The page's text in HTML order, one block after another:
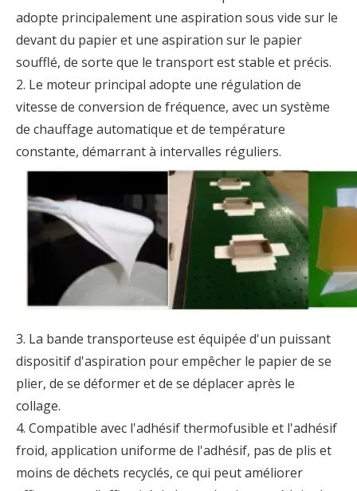
adopte principalement une aspiration sous vide sur le
devant du papier et une aspiration sur le papier
soufflé, de sorte que le transport est stable et précis.
2. Le moteur principal adopte une régulation de
vitesse de conversion de fréquence, avec un système
de chauffage automatique et de température
constante, démarrant à intervalles réguliers.
3. La bande transporteuse est équipée d'un puissant
dispositif d'aspiration pour empêcher le papier de se
plier, de se déformer et de se déplacer après le
collage.
4. Compatible avec l'adhésif thermofusible et l'adhésif
froid, application uniforme de l'adhésif, pas de plis et
moins de déchets recyclés, ce qui peut améliorer